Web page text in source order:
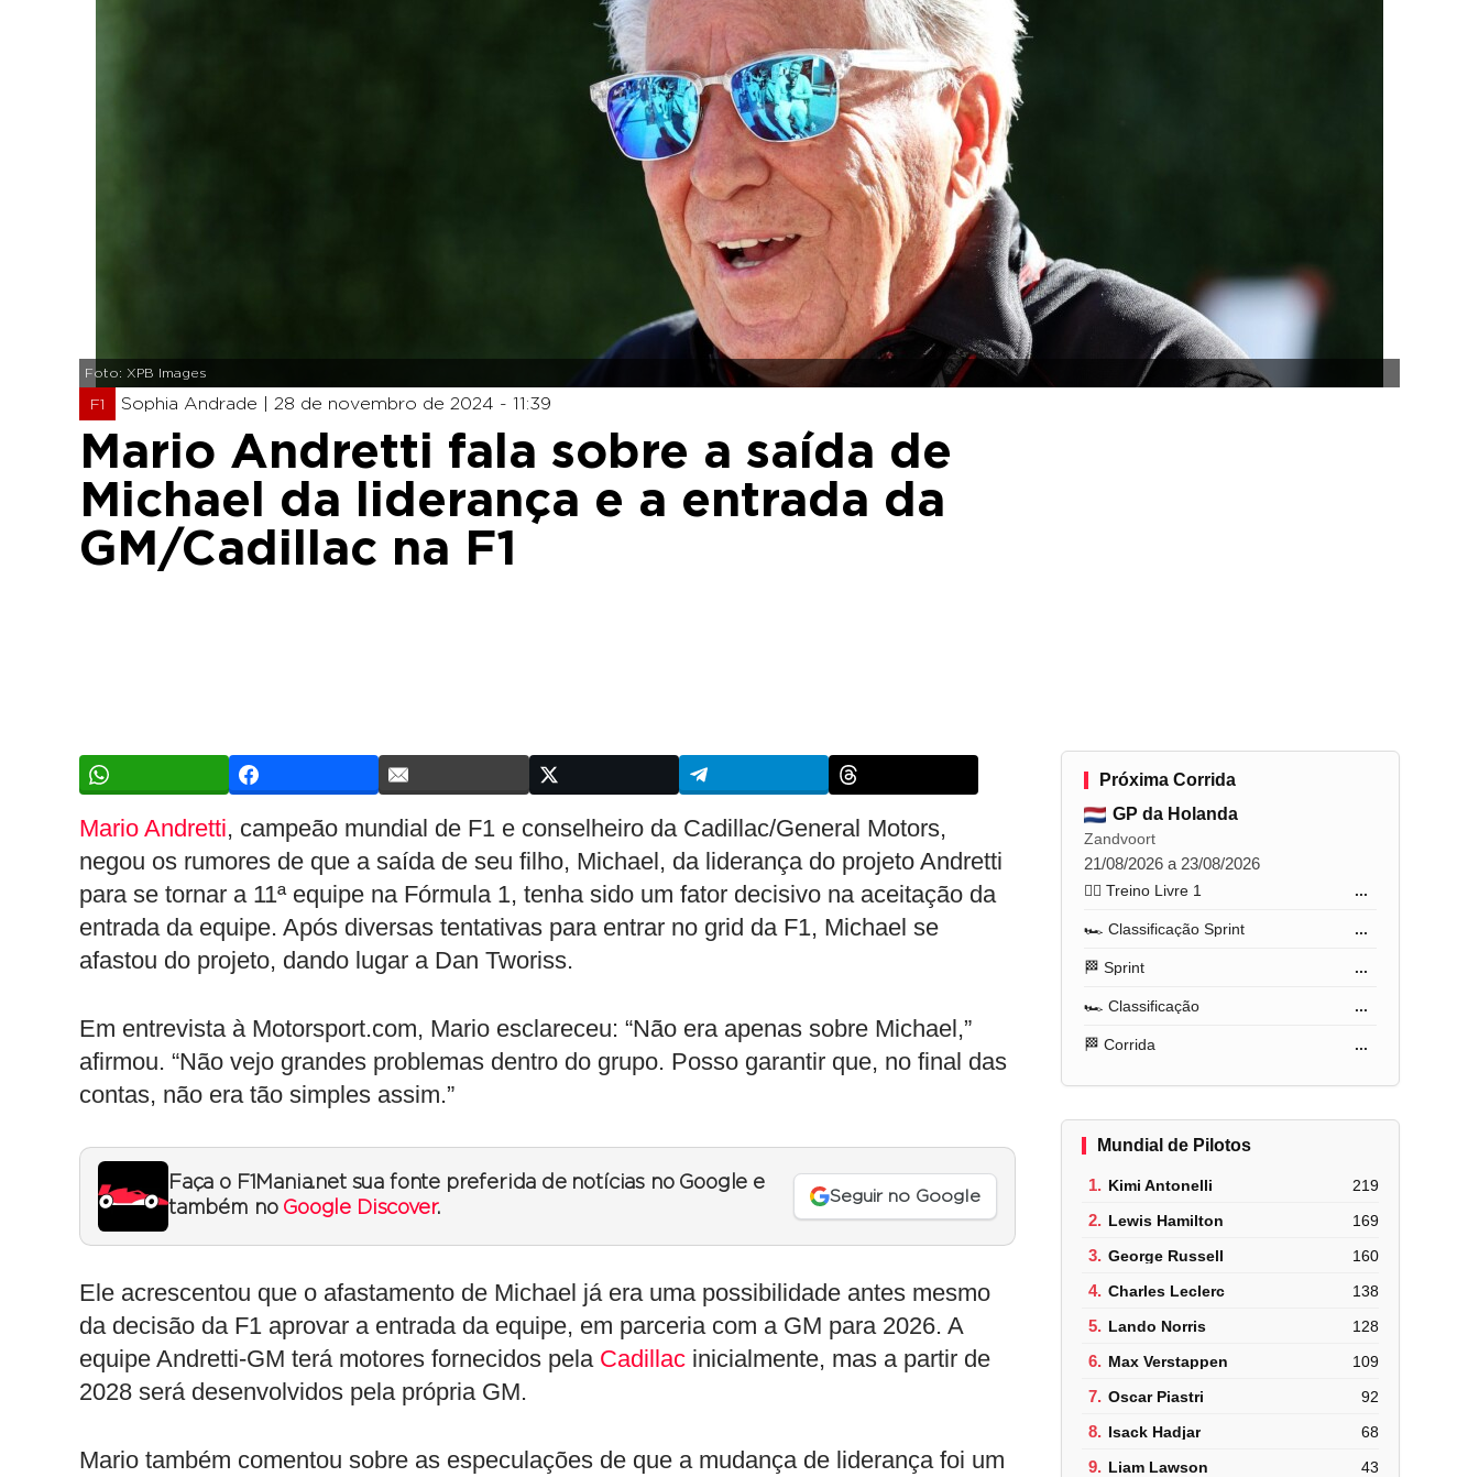
Foto: XPB Images
F1 Sophia Andrade | 28 de novembro de 2024 - 11:39
Mario Andretti fala sobre a saída de
Michael da liderança e a entrada da
GM/Cadillac na F1
Mario Andretti, campeão mundial de F1 e conselheiro da Cadillac/General Motors,
negou os rumores de que a saída de seu filho, Michael, da liderança do projeto Andretti
para se tornar a 11ª equipe na Fórmula 1, tenha sido um fator decisivo na aceitação da
entrada da equipe. Após diversas tentativas para entrar no grid da F1, Michael se
afastou do projeto, dando lugar a Dan Tworiss.
Em entrevista à Motorsport.com, Mario esclareceu: “Não era apenas sobre Michael,”
afirmou. “Não vejo grandes problemas dentro do grupo. Posso garantir que, no final das
contas, não era tão simples assim.”
Faça o F1Mania.net sua fonte preferida de notícias no Google e
também no Google Discover.
Seguir no Google
Ele acrescentou que o afastamento de Michael já era uma possibilidade antes mesmo
da decisão da F1 aprovar a entrada da equipe, em parceria com a GM para 2026. A
equipe Andretti-GM terá motores fornecidos pela Cadillac inicialmente, mas a partir de
2028 será desenvolvidos pela própria GM.
Mario também comentou sobre as especulações de que a mudança de liderança foi um
Próxima Corrida
GP da Holanda
Zandvoort
21/08/2026 a 23/08/2026
🏋️‍♂️ Treino Livre 1 ...
🏎️ Classificação Sprint ...
🏁 Sprint ...
🏎️ Classificação ...
🏁 Corrida ...
Mundial de Pilotos
1. Kimi Antonelli 219
2. Lewis Hamilton 169
3. George Russell 160
4. Charles Leclerc 138
5. Lando Norris 128
6. Max Verstappen 109
7. Oscar Piastri 92
8. Isack Hadjar 68
9. Liam Lawson 43